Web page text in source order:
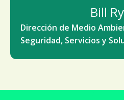
Bill
Dirección de Medio
Seguridad, Servicios y